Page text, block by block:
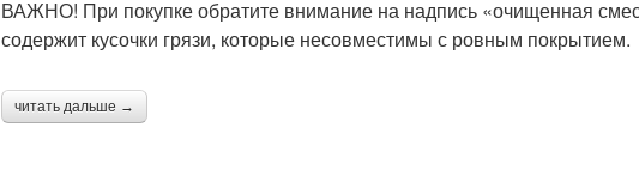
ВАЖНО! При покупке обратите внимание на надпись «очищенная
содержит кусочки грязи, которые несовместимы с ровным покрытием.
читать дальше →